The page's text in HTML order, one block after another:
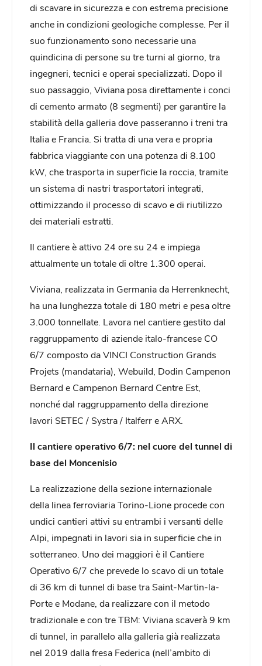
di scavare in sicurezza e con estrema precisione
anche in condizioni geologiche complesse. Per il
suo funzionamento sono necessarie una
quindicina di persone su tre turni al giorno, tra
ingegneri, tecnici e operai specializzati. Dopo il
suo passaggio, Viviana posa direttamente i conci
di cemento armato (8 segmenti) per garantire la
stabilità della galleria dove passeranno i treni tra
Italia e Francia. Si tratta di una vera e propria
fabbrica viaggiante con una potenza di 8.100
kW, che trasporta in superficie la roccia, tramite
un sistema di nastri trasportatori integrati,
ottimizzando il processo di scavo e di riutilizzo
dei materiali estratti.
Il cantiere è attivo 24 ore su 24 e impiega
attualmente un totale di oltre 1.300 operai.
Viviana, realizzata in Germania da Herrenknecht,
ha una lunghezza totale di 180 metri e pesa oltre
3.000 tonnellate. Lavora nel cantiere gestito dal
raggruppamento di aziende italo-francese CO
6/7 composto da VINCI Construction Grands
Projets (mandataria), Webuild, Dodin Campenon
Bernard e Campenon Bernard Centre Est,
nonché dal raggruppamento della direzione
lavori SETEC / Systra / Italferr e ARX.
Il cantiere operativo 6/7: nel cuore del tunnel di
base del Moncenisio
La realizzazione della sezione internazionale
della linea ferroviaria Torino-Lione procede con
undici cantieri attivi su entrambi i versanti delle
Alpi, impegnati in lavori sia in superficie che in
sotterraneo. Uno dei maggiori è il Cantiere
Operativo 6/7 che prevede lo scavo di un totale
di 36 km di tunnel di base tra Saint-Martin-la-
Porte e Modane, da realizzare con il metodo
tradizionale e con tre TBM: Viviana scaverà 9 km
di tunnel, in parallelo alla galleria già realizzata
nel 2019 dalla fresa Federica (nell’ambito di